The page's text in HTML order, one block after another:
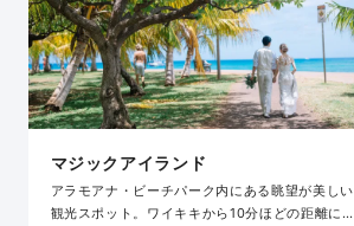
マジックアイランド
アラモアナ・ビーチパーク内にある眺望が美しい
観光スポット。ワイキキから10分ほどの距離にあ